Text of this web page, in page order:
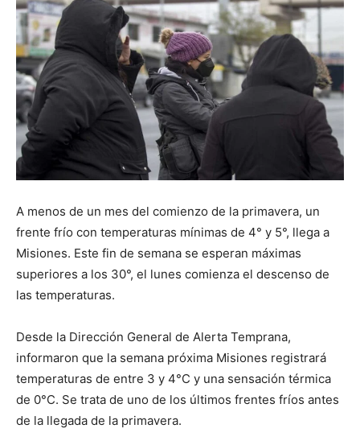
A menos de un mes del comienzo de la primavera, un
frente frío con temperaturas mínimas de 4° y 5°, llega a
Misiones. Este fin de semana se esperan máximas
superiores a los 30°, el lunes comienza el descenso de
las temperaturas.
Desde la Dirección General de Alerta Temprana,
informaron que la semana próxima Misiones registrará
temperaturas de entre 3 y 4°C y una sensación térmica
de 0°C. Se trata de uno de los últimos frentes fríos antes
de la llegada de la primavera.